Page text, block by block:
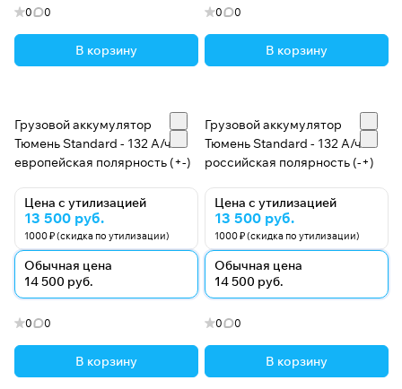
0 0
В корзину
0 0
В корзину
Грузовой аккумулятор
Тюмень Standard - 132 А/ч
европейская полярность (+-)
Цена с утилизацией
13 500 руб.
1000 ₽ (скидка по утилизации)
Обычная цена
14 500 руб.
0 0
В корзину
Грузовой аккумулятор
Тюмень Standard - 132 А/ч
российская полярность (-+)
Цена с утилизацией
13 500 руб.
1000 ₽ (скидка по утилизации)
Обычная цена
14 500 руб.
0 0
В корзину